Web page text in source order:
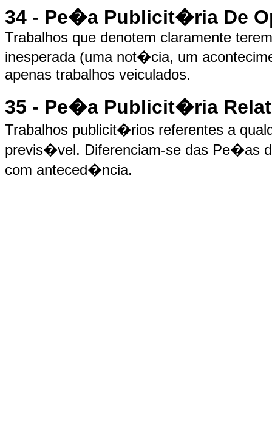
34 - Pe�a Publicit�ria De
Trabalhos que denotem claramente
inesperada (uma not�cia, um
apenas trabalhos veiculados.
35 - Pe�a Publicit�ria
Trabalhos publicit�rios referentes a
previs�vel. Diferenciam-se das Pe�as
com anteced�ncia.